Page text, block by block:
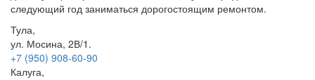
следующий год заниматься дорогостоящим ремонтом.
Тула,
ул. Мосина, 2В/1.
+7 (950) 908-60-90
Калуга,